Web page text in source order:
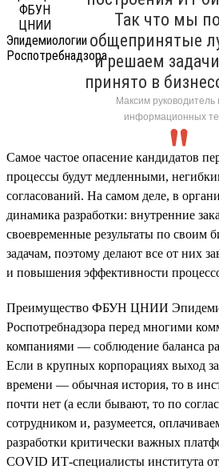
Так что мы
общепринятые
и решаем
принято в
Максим
информационных
Самое частое опасение кандидатов
процессы будут медленными,
согласований. На самом деле, в
динамика разработки: внутренние
своевременные результаты по своим
задачам, поэтому делают все от них
и повышения эффективности
Преимущество ФБУН ЦНИИ
Роспотребнадзора перед многими
компаниями — соблюдение баланса
Если в крупных корпорациях выход
времени — обычная история, то в
почти нет (а если бывают, то по
сотрудником и, разумеется,
разработки критически важных
COVID ИТ-специалисты института